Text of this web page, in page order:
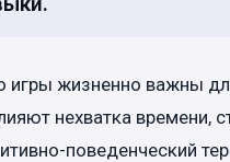
жизненно важны
нехватка времени,
поведенческий